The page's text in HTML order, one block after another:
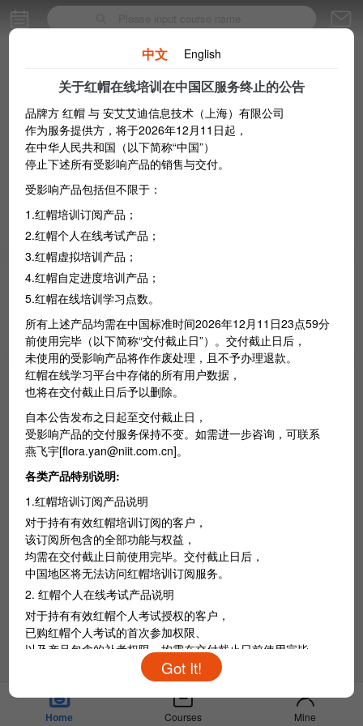
Home Courses Mine
Popular
Subscription
操作型考试检验技能。
￥ 7509.04
中文 English
关于红帽在线培训在中国区服务终止的公告
品牌方 红帽 与 安艾艾迪信息技术（上海）有限公司
作为服务提供方，将于2026年12月11日起，
在中华人民共和国（以下简称“中国”）
停止下述所有受影响产品的销售与交付。
受影响产品包括但不限于：
1.红帽培训订阅产品；
2.红帽个人在线考试产品；
3.红帽虚拟培训产品；
4.红帽自定进度培训产品；
5.红帽在线培训学习点数。
所有上述产品均需在中国标准时间2026年12月11日23点59分
前使用完毕（以下简称“交付截止日”）。交付截止日后，
未使用的受影响产品将作作废处理，且不予办理退款。
红帽在线学习平台中存储的所有用户数据，
也将在交付截止日后予以删除。
自本公告发布之日起至交付截止日，
受影响产品的交付服务保持不变。如需进一步咨询，可联系
燕飞宇[flora.yan@niit.com.cn]。
各类产品特别说明:
1.红帽培训订阅产品说明
对于持有有效红帽培训订阅的客户，
该订阅所包含的全部功能与权益，
均需在交付截止日前使用完毕。交付截止日后，
中国地区将无法访问红帽培训订阅服务。
2. 红帽个人在线考试产品说明
对于持有有效红帽个人考试授权的客户，
已购红帽个人考试的首次参加权限、
以及产品包含的补考权限，均需在交付截止日前使用完毕。
中国地区将无法访问红帽个人在线考试相关服务。